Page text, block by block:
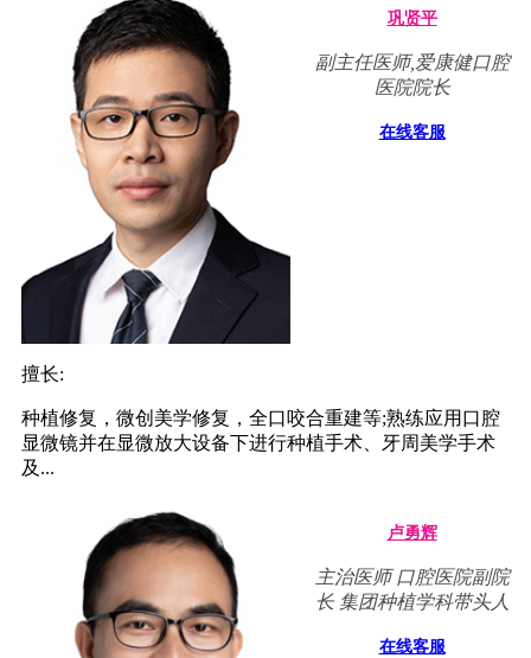
巩贤平
副主任医师,爱康健口腔
医院院长
在线客服
擅长:
种植修复，微创美学修复，全口咬合重建等;熟练应用口腔
显微镜并在显微放大设备下进行种植手术、牙周美学手术
及...
卢勇辉
主治医师 口腔医院副院
长 集团种植学科带头人
在线客服